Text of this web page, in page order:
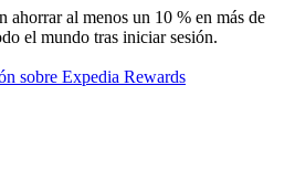
ahorrar al menos un 10 % en más de
el mundo tras iniciar sesión.
sobre Expedia Rewards